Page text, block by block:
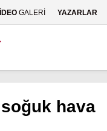
GALERİ YAZARLAR
soğuk hava